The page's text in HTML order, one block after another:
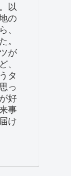
以
の
、
。
が
、
タ
っ
好
事
け